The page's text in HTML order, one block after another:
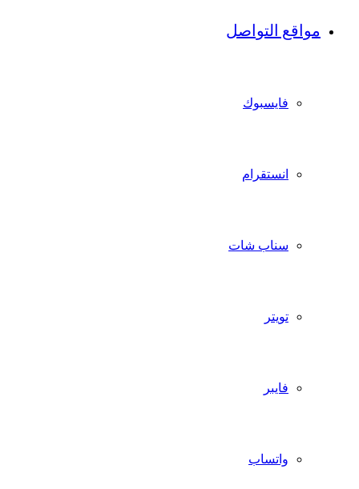
مواقع التواصل
فايسبوك
انستقرام
سناب شات
تويتر
فايبر
واتساب